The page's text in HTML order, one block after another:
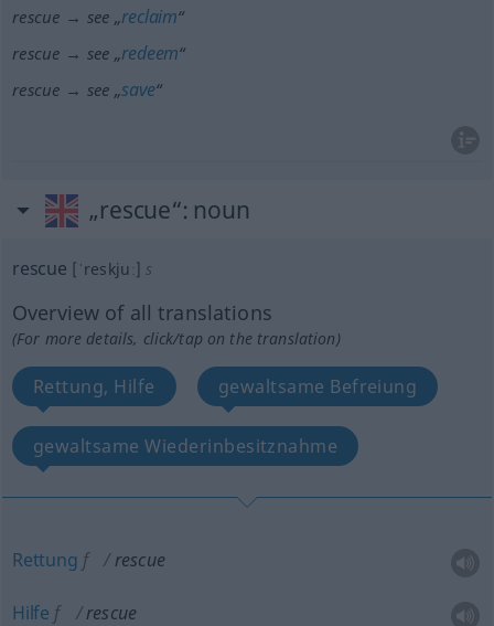
rescue → see „reclaim“
rescue → see „redeem“
rescue → see „save“
„rescue“: noun
rescue [ˈreskjuː] s
Overview of all translations
(For more details, click/tap on the translation)
Rettung, Hilfe gewaltsame Befreiung
gewaltsame Wiederinbesitznahme
Rettung f rescue
Hilfe f rescue